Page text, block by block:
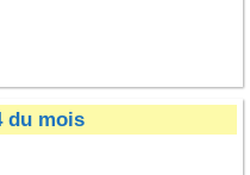
du mois